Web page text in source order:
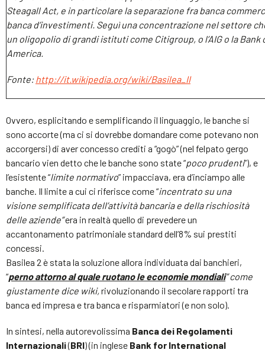
Steagall Act, e in particolare la separazione fra banca
banca d’investimenti. Seguì una concentrazione nel settore
un oligopolio di grandi istituti come Citigroup, o l’AIG o la Bank
America.
Fonte:http://it.wikipedia.org/wiki/Basilea_II
Ovvero, esplicitando e semplificando il linguaggio, le banche si
sono accorte (ma ci si dovrebbe domandare come potevano non
accorgersi) di aver concesso crediti a “gogò” (nel felpato gergo
bancario vien detto che le banche sono state “poco prudenti”), e
l’esistente “limite normativo” impacciava, era d’inciampo alle
banche. Il limite a cui ci riferisce come “incentrato su una
visione semplificata dell’attività bancaria e della rischiosità
delle aziende”era in realtà quello di prevedere un
accantonamento patrimoniale standard dell’8% sui prestiti
concessi.
Basilea 2 è stata la soluzione allora individuata dai banchieri,
“perno attorno al quale ruotano le economie mondiali” come
giustamente dice wiki,rivoluzionando il secolare rapporti tra
banca ed impresa e tra banca e risparmiatori (e non solo).
In sintesi, nella autorevolissima Banca dei Regolamenti
Internazionali(BRI) (in inglese Bank for International